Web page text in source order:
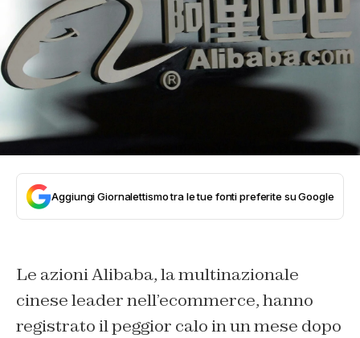
Aggiungi Giornalettismo tra le tue fonti preferite su Google
Le azioni Alibaba, la multinazionale
cinese leader nell’ecommerce, hanno
registrato il peggior calo in un mese dopo